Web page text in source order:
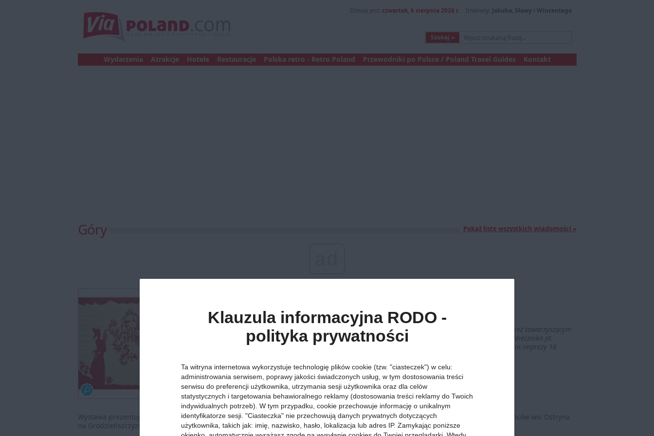
Dzisiaj jest: czwartek, 6 sierpnia 2026 r. Imieniny: Jakuba, Sławy i Wincentego
Wydarzenia Atrakcje Hotele Restauracje Polska retro - Retro Poland Przewodniki po Polsce / Poland Travel Guides Kontakt
Góry Pokaż listę wszystkich wiadomości »
PAKRAVA
Wielkopolskie
W Poznaniu trwają Dni Kultury Niezależnej Białorusi. Jedną z imprez towarzyszącym
obchodom jest wystawa wycinanek Marka Maksymovicha oraz fotografii Pawła Miecznika pt.
PAKRAVA. Na ekspozycję zaprasza Galeria EDO, ul: Wrocławska 19, Poznań. Termin imprezy 16
Wystawa prezentuje dwa spojrzenia na Białoruś. Pierwsze to zdjęcia autorstwa Pawła Miecznika, pokazujące życie codzienne mieszkańców wsi Ostryna
na Grodzieńszczyznie. Spojrzenie drugie to inspirowane sztuką ludową Białorusi wycinanki autorstwa Marka Maksimovicha.
Klauzula informacyjna RODO -
polityka prywatności
Ta witryna internetowa wykorzystuje technologię plików cookie (tzw. "ciasteczek") w celu:
administrowania serwisem, poprawy jakości świadczonych usług, w tym dostosowania treści
serwisu do preferencji użytkownika, utrzymania sesji użytkownika oraz dla celów
statystycznych i targetowania behawioralnego reklamy (dostosowania treści reklamy do Twoich
indywidualnych potrzeb). W tym przypadku, cookie przechowuje informację o unikalnym
identyfikatorze sesji. "Ciasteczka" nie przechowują danych prywatnych dotyczących
użytkownika, takich jak: imię, nazwisko, hasło, lokalizacja lub adres IP. Zamykając poniższe